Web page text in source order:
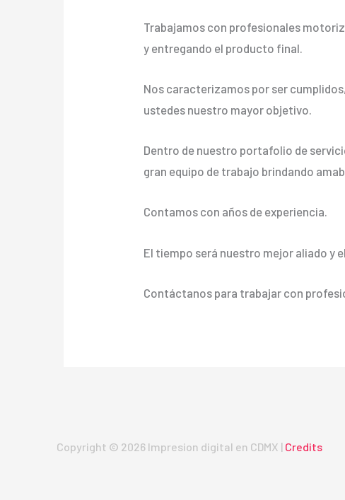
Trabajamos con profesionales
y entregando el producto final.
Nos caracterizamos por ser
ustedes nuestro mayor objetivo.
Dentro de nuestro portafolio de
gran equipo de trabajo brindando
Contamos con años de experiencia.
El tiempo será nuestro mejor aliado y el
Contáctanos para trabajar con
Copyright © 2026 Impresion digital en CDMX | Credits